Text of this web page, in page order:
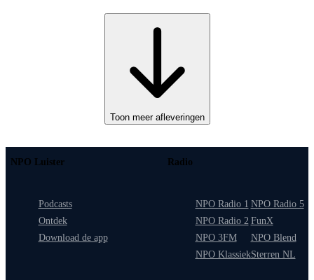
Toon meer afleveringen
NPO Luister
Podcasts
Ontdek
Download de app
Radio
NPO Radio 1
NPO Radio 2
NPO 3FM
NPO Klassiek
NPO Radio 5
FunX
NPO Blend
Sterren NL